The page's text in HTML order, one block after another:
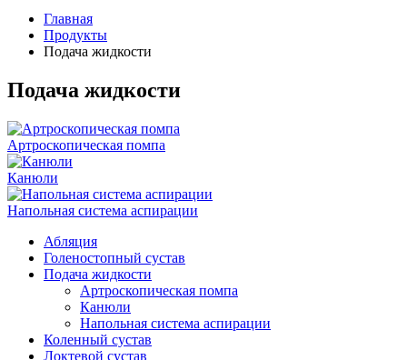
Главная
Продукты
Подача жидкости
Подача жидкости
Артроскопическая помпа
Канюли
Напольная система аспирации
Абляция
Голеностопный сустав
Подача жидкости
Артроскопическая помпа
Канюли
Напольная система аспирации
Коленный сустав
Локтевой сустав